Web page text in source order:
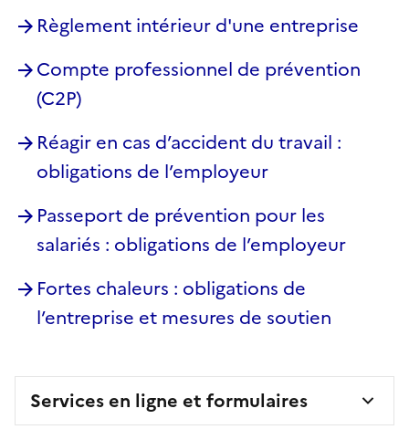
Règlement intérieur d'une entreprise
Compte professionnel de prévention
(C2P)
Réagir en cas d’accident du travail :
obligations de l’employeur
Passeport de prévention pour les
salariés : obligations de l’employeur
Fortes chaleurs : obligations de
l’entreprise et mesures de soutien
Services en ligne et formulaires